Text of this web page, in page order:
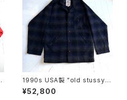
1990s USA製 "old stussy"
omble check jacket
¥52,800